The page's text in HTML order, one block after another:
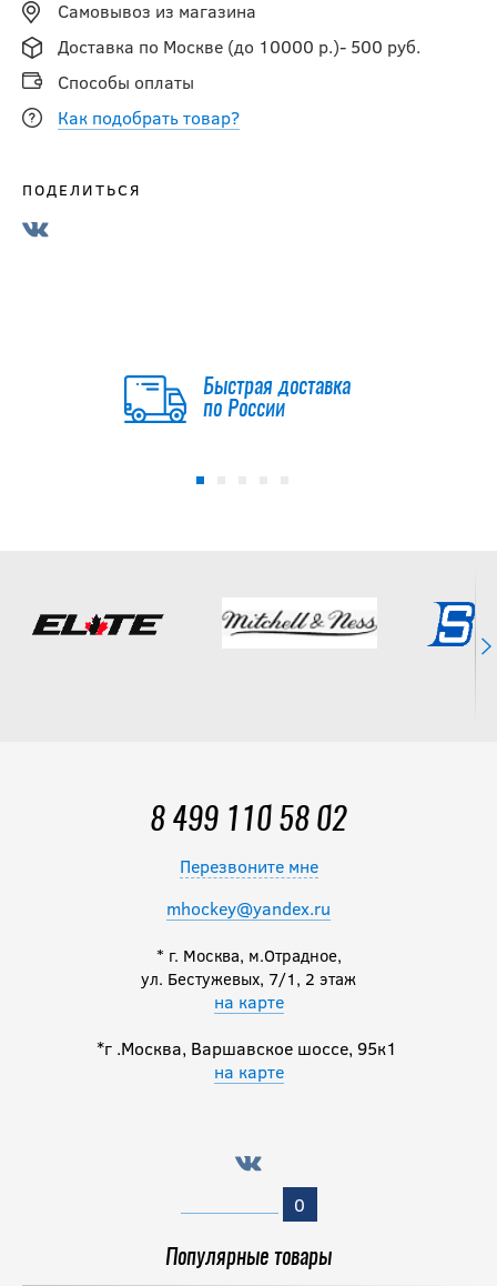
Самовывоз из магазина
Доставка по Москве (до 10000 р.)- 500 руб.
Способы оплаты
Как подобрать товар?
ПОДЕЛИТЬСЯ
Быстрая доставка
по России
8 499 110 58 02
Перезвоните мне
mhockey@yandex.ru
* г. Москва, м.Отрадное,
ул. Бестужевых, 7/1, 2 этаж
на карте
*г .Москва, Варшавское шоссе, 95к1
на карте
0
Популярные товары